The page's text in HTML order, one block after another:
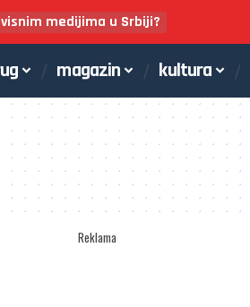
medijima u Srbiji?
magazin kultura
Reklama